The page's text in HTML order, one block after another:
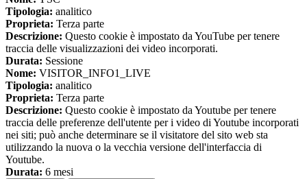
Tipologia: analitico
Proprieta: Terza parte
Descrizione: Questo cookie è impostato da YouTube per tenere
traccia delle visualizzazioni dei video incorporati.
Durata: Sessione
Nome: VISITOR_INFO1_LIVE
Tipologia: analitico
Proprieta: Terza parte
Descrizione: Questo cookie è impostato da Youtube per tenere
traccia delle preferenze dell'utente per i video di Youtube incorporati
nei siti; può anche determinare se il visitatore del sito web sta
utilizzando la nuova o la vecchia versione dell'interfaccia di
Youtube.
Durata: 6 mesi